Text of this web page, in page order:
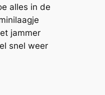
alles in de
jammer
snel weer